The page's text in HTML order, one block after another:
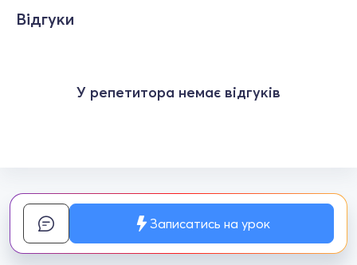
Відгуки
У репетитора немає відгуків
Записатись на урок